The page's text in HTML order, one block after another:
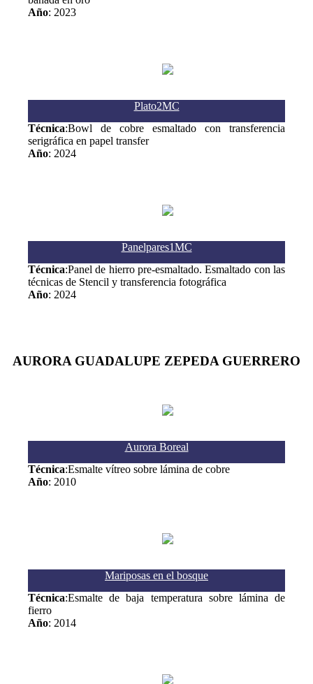
Año: 2023
Plato2MC
Técnica:Bowl de cobre esmaltado con transferencia
serigráfica en papel transfer
Año: 2024
Panelpares1MC
Técnica:Panel de hierro pre-esmaltado. Esmaltado con las
técnicas de Stencil y transferencia fotográfica
Año: 2024
AURORA GUADALUPE ZEPEDA GUERRERO
Aurora Boreal
Técnica:Esmalte vítreo sobre lámina de cobre
Año: 2010
Mariposas en el bosque
Técnica:Esmalte de baja temperatura sobre lámina de
fierro
Año: 2014